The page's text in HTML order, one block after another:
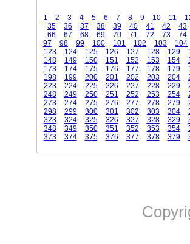
1
2 3 4 5 6 7 8 9 10 11
35
36 37 38 39 40 41 42 43
66
67 68 69 70 71 72 73 74
97
98 99 100 101 102 103 104
123
124 125 126 127 128 129
148
149 150 151 152 153 154
173
174 175 176 177 178 179
198
199 200 201 202 203 204
223
224 225 226 227 228 229
248
249 250 251 252 253 254
273
274 275 276 277 278 279
298
299 300 301 302 303 304
323
324 325 326 327 328 329
348
349 350 351 352 353 354
373
374 375 376 377 378 379